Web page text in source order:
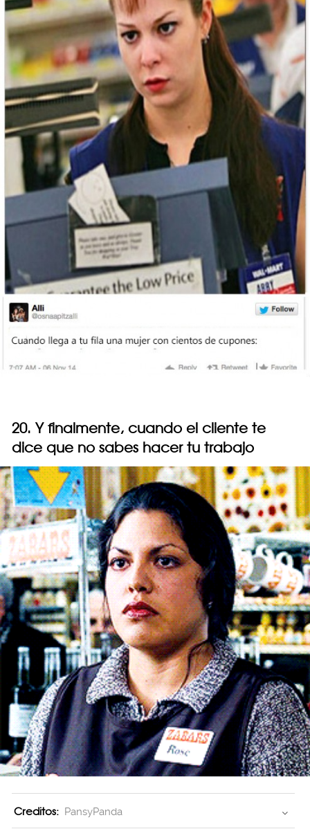
20. Y finalmente, cuando el cliente te
dice que no sabes hacer tu trabajo
Creditos: PansyPanda